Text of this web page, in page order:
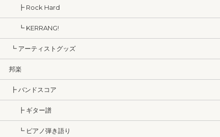
┣ Rock Hard
┗ KERRANG!
┗ アーティストグッズ
邦楽
┣ バンドスコア
┣ ギター譜
┗ ピアノ弾き語り